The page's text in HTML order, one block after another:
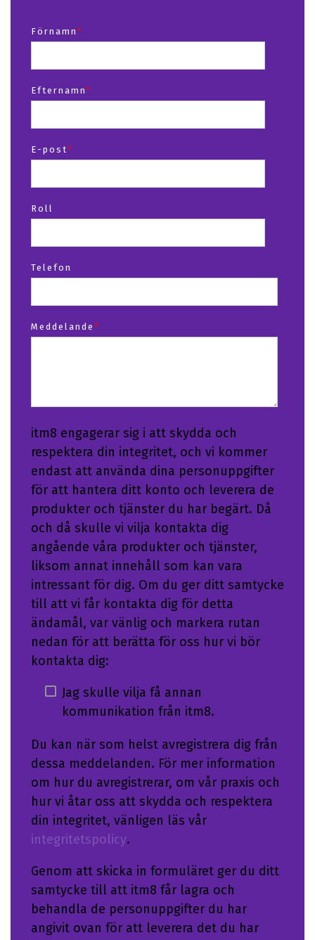
Förnamn *
Efternamn *
E-post*
Roll
Telefon
Meddelande *
itm8 engagerar sig i att skydda och
respektera din integritet, och vi kommer
endast att använda dina personuppgifter
för att hantera ditt konto och leverera de
produkter och tjänster du har begärt. Då
och då skulle vi vilja kontakta dig
angående våra produkter och tjänster,
liksom annat innehåll som kan vara
intressant för dig. Om du ger ditt samtycke
till att vi får kontakta dig för detta
ändamål, var vänlig och markera rutan
nedan för att berätta för oss hur vi bör
kontakta dig:
Jag skulle vilja få annan
kommunikation från itm8.
Du kan när som helst avregistrera dig från
dessa meddelanden. För mer information
om hur du avregistrerar, om vår praxis och
hur vi åtar oss att skydda och respektera
din integritet, vänligen läs vår
integritetspolicy.
Genom att skicka in formuläret ger du ditt
samtycke till att itm8 får lagra och
behandla de personuppgifter du har
angivit ovan för att leverera det du har